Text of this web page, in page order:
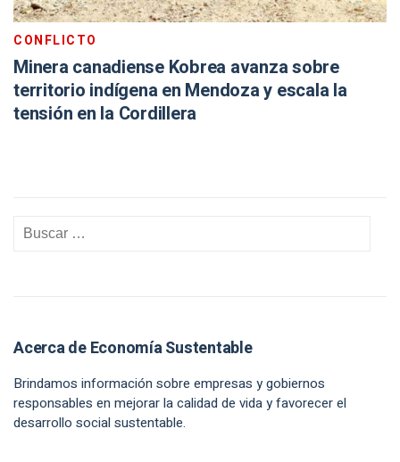
CONFLICTO
Minera canadiense Kobrea avanza sobre
territorio indígena en Mendoza y escala la
tensión en la Cordillera
Acerca de Economía Sustentable
Brindamos información sobre empresas y gobiernos
responsables en mejorar la calidad de vida y favorecer el
desarrollo social sustentable.